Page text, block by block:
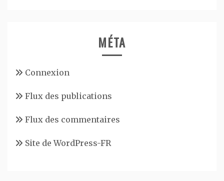
MÉTA
Connexion
Flux des publications
Flux des commentaires
Site de WordPress-FR